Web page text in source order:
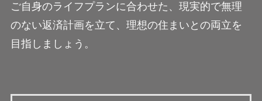
ご自身のライフプランに合わせた、現実的で無理
のない返済計画を立て、理想の住まいとの両立を
目指しましょう。